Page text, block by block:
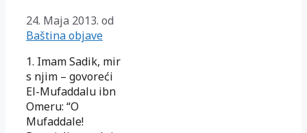
24. Maja 2013. od
Baština objave
1. Imam Sadik, mir
s njim – govoreći
El-Mufaddalu ibn
Omeru: “O
Mufaddale!